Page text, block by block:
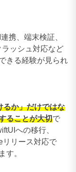
携、端末検証、
ッシュ対応など
きる経験が見られ
か」だけではな
ることが大切で
への移行、
リリース対応で
す。